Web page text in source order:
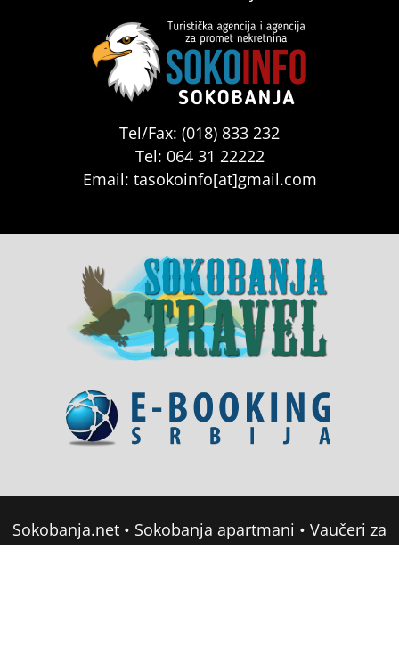
Tel/Fax: (018) 833 232
Tel: 064 31 22222
Email: tasokoinfo[at]gmail.com
Sokobanja.net • Sokobanja apartmani • Vaučeri za